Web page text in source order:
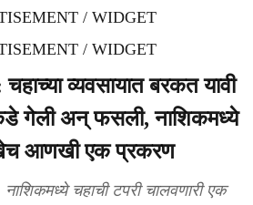
/ WIDGET
/ WIDGET
व्यवसायात बरकत यावी
गेली अन् फसली, नाशिकमध्ये
आणखी एक प्रकरण
चहाची टपरी चालवणारी एक